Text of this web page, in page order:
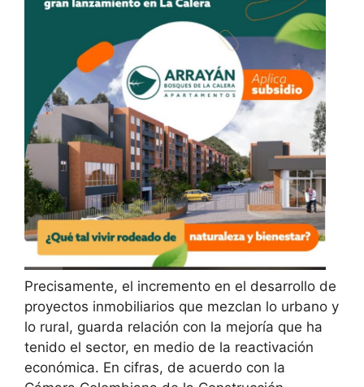
Precisamente, el incremento en el desarrollo de
proyectos inmobiliarios que mezclan lo urbano y
lo rural, guarda relación con la mejoría que ha
tenido el sector, en medio de la reactivación
económica. En cifras, de acuerdo con la